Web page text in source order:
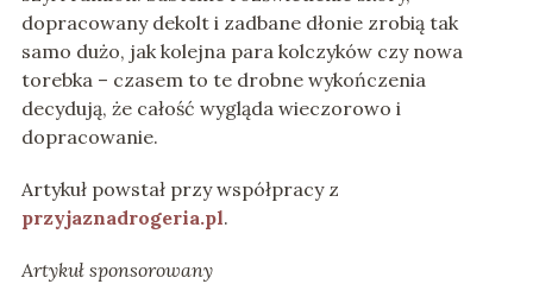
dopracowany dekolt i zadbane dłonie zrobią tak
samo dużo, jak kolejna para kolczyków czy nowa
torebka – czasem to te drobne wykończenia
decydują, że całość wygląda wieczorowo i
dopracowanie.
Artykuł powstał przy współpracy z
przyjaznadrogeria.pl.
Artykuł sponsorowany